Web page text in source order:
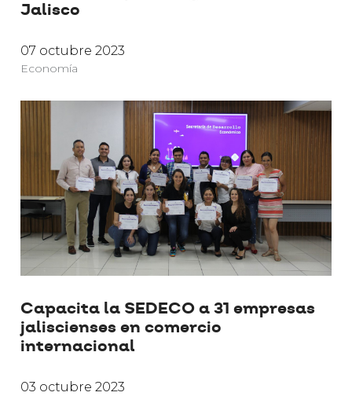
Jalisco
07 octubre 2023
Economía
Capacita la SEDECO a 31 empresas
jaliscienses en comercio
internacional
03 octubre 2023